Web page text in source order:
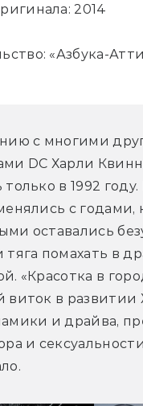
2014
«Азбука-
c многими
DC Харли
только в 1992
с годами,
оставались
помахать в
«Красотка в
виток в развитии
и драйва,
и